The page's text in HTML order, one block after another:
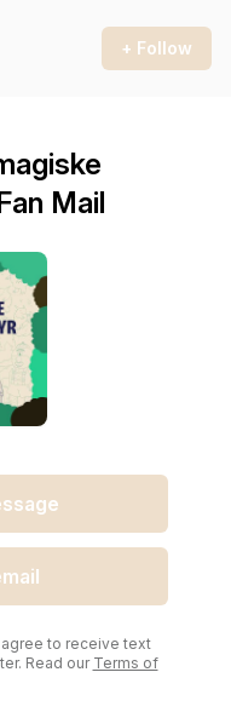
+ Follow
Mail
to receive text
Read ourTerms of